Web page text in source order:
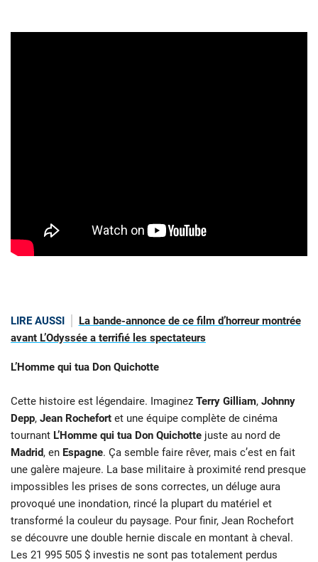
LIRE AUSSI
La bande-annonce de ce film d’horreur montrée
avant L’Odyssée a terrifié les spectateurs
L’Homme qui tua Don Quichotte
Cette histoire est légendaire. Imaginez Terry Gilliam, Johnny
Depp, Jean Rochefort et une équipe complète de cinéma
tournant L’Homme qui tua Don Quichotte juste au nord de
Madrid, en Espagne. Ça semble faire rêver, mais c’est en fait
une galère majeure. La base militaire à proximité rend presque
impossibles les prises de sons correctes, un déluge aura
provoqué une inondation, rincé la plupart du matériel et
transformé la couleur du paysage. Pour finir, Jean Rochefort
se découvre une double hernie discale en montant à cheval.
Les 21 995 505 $ investis ne sont pas totalement perdus